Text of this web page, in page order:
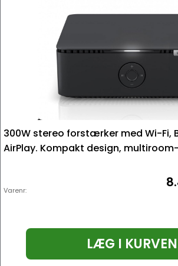
300W stereo forstærker med Wi-Fi,
AirPlay. Kompakt design,
Varenr:
LÆG I KURVEN